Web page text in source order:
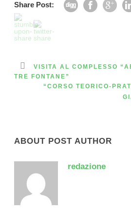
Share Post:
VISITA AL COMPLESSO
TRE FONTANE”
“CORSO TEORICO-
ABOUT POST AUTHOR
redazione